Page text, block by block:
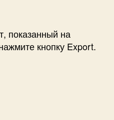
показанный на
кнопку Export.